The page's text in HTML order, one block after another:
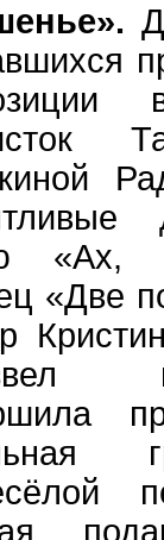
«Ах,
«Две